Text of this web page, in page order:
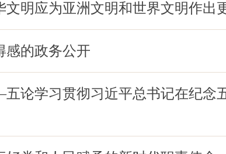
文明应为亚洲文明和世界文明作出
感的政务公开
论学习贯彻习近平总书记在纪念